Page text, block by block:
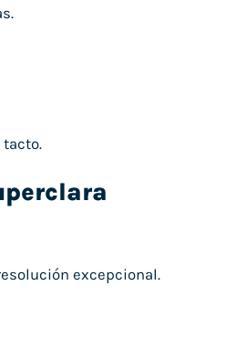
excepcional.